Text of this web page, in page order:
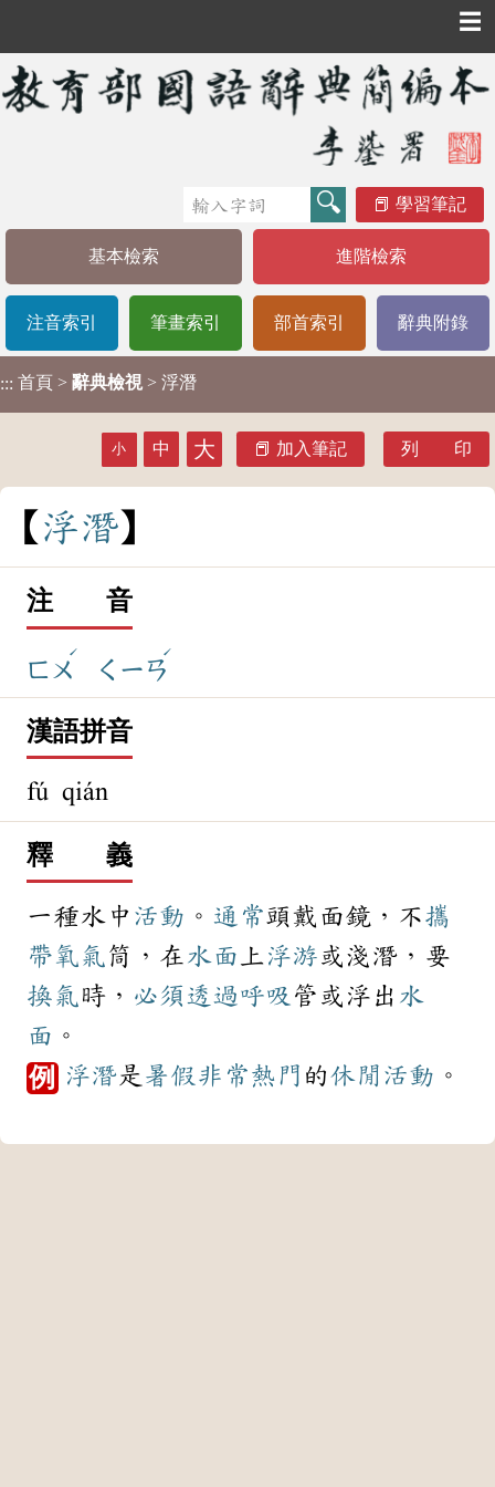
☰
學習筆記
基本檢索 進階檢索
注音索引 筆畫索引 部首索引 辭典附錄
::: 首頁 > 辭典檢視 > 浮潛
小 中 大 加入筆記 列 印
浮潛
注 音
ㄈㄨ
ˊ
ㄑㄧㄢ
ˊ
漢語拼音
fú qián
釋 義
一種水中 活動 。 通常頭戴面鏡，不攜
帶氧氣 筒，在水面 上浮游或淺潛，要
換氣 時， 必須 透過呼吸 管或浮出 水
面 。
例 浮潛是 暑假 非常熱門 的休閒活動 。